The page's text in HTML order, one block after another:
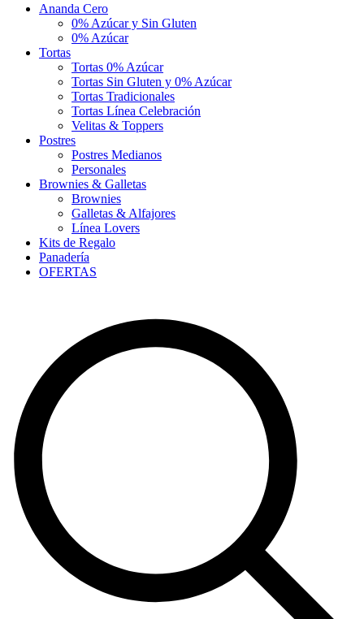
Ananda Cero
0% Azúcar y Sin Gluten
0% Azúcar
Tortas
Tortas 0% Azúcar
Tortas Sin Gluten y 0% Azúcar
Tortas Tradicionales
Tortas Línea Celebración
Velitas & Toppers
Postres
Postres Medianos
Personales
Brownies & Galletas
Brownies
Galletas & Alfajores
Línea Lovers
Kits de Regalo
Panadería
OFERTAS